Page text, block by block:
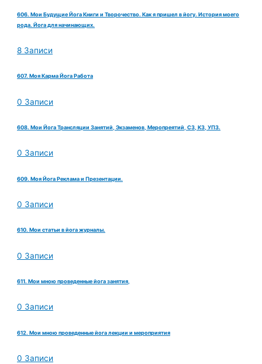
606. Мои Будущие Йога Книги и Творочество. Как я пришел в йогу. История моего
рода. Йога для начинающих.
8 Записи
607. Моя Карма Йога Работа
0 Записи
608. Мои Йога Трансляции Занятий, Экзаменов, Меропреятий, СЗ, КЗ, УПЗ.
0 Записи
609. Моя Йога Реклама и Презентации.
0 Записи
610. Мои статьи в йога журналы.
0 Записи
611. Мои мною проведенные йога занятия,
0 Записи
612. Мои мною проведенные йога лекции и мероприятия
0 Записи